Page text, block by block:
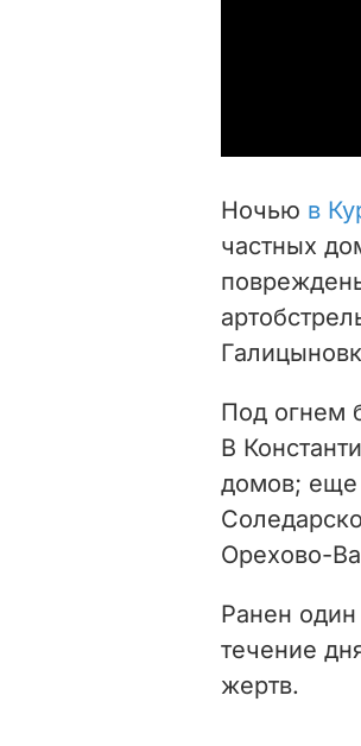
Ночью в
частных
Под огнем
В
домов; еще
Орехово-
Ранен
течение
жертв.